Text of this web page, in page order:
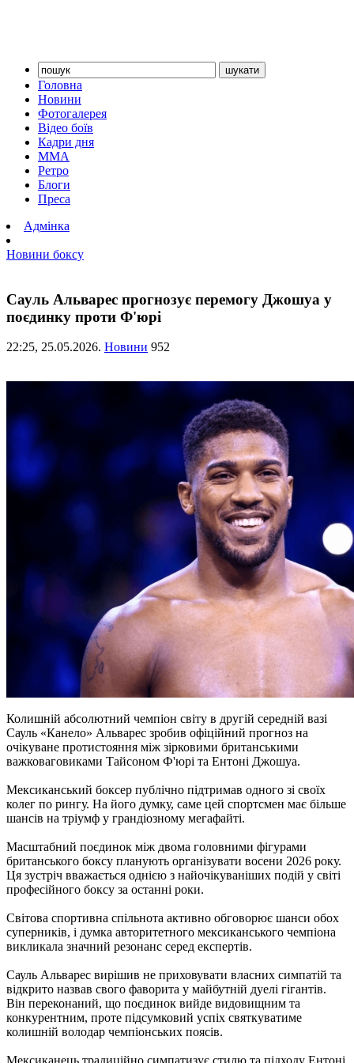
Головна
Новини
Фотогалерея
Відео боїв
Кадри дня
ММА
Ретро
Блоги
Преса
Адмінка
Новини боксу
Сауль Альварес прогнозує перемогу Джошуа у
поєдинку проти Ф'юрі
22:25, 25.05.2026. Новини 952
Колишній абсолютний чемпіон світу в другій середній вазі
Сауль «Канело» Альварес зробив офіційний прогноз на
очікуване протистояння між зірковими британськими
важковаговиками Тайсоном Ф'юрі та Ентоні Джошуа.
Мексиканський боксер публічно підтримав одного зі своїх
колег по рингу. На його думку, саме цей спортсмен має більше
шансів на тріумф у грандіозному мегафайті.
Масштабний поєдинок між двома головними фігурами
британського боксу планують організувати восени 2026 року.
Ця зустріч вважається однією з найочікуваніших подій у світі
професійного боксу за останні роки.
Світова спортивна спільнота активно обговорює шанси обох
суперників, і думка авторитетного мексиканського чемпіона
викликала значний резонанс серед експертів.
Сауль Альварес вирішив не приховувати власних симпатій та
відкрито назвав свого фаворита у майбутній дуелі гігантів.
Він переконаний, що поєдинок вийде видовищним та
конкурентним, проте підсумковий успіх святкуватиме
колишній володар чемпіонських поясів.